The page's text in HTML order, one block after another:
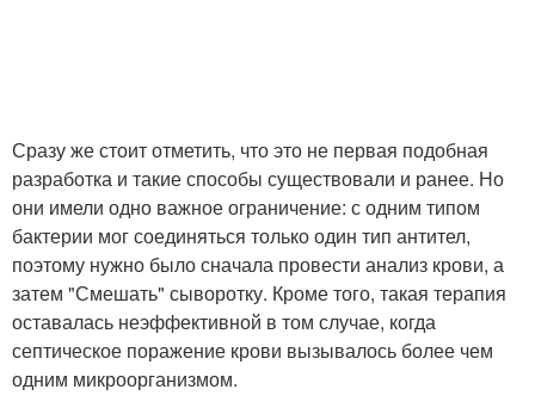
Сразу же стоит отметить, что это не первая подобная
разработка и такие способы существовали и ранее. Но
они имели одно важное ограничение: с одним типом
бактерии мог соединяться только один тип антител,
поэтому нужно было сначала провести анализ крови, а
затем "Смешать" сыворотку. Кроме того, такая терапия
оставалась неэффективной в том случае, когда
септическое поражение крови вызывалось более чем
одним микроорганизмом.